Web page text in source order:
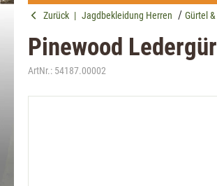
Zurück | Jagdbekleidung Herren Gürtel
Pinewood
ArtNr.: 54187.00002